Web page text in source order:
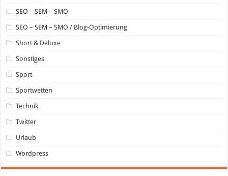
SEO – SEM – SMO
SEO – SEM – SMO / Blog-Optimierung
Short & Deluxe
Sonstiges
Sport
Sportwetten
Technik
Twitter
Urlaub
Wordpress